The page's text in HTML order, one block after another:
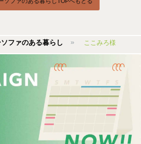
ソファのある暮らし ここみろ様